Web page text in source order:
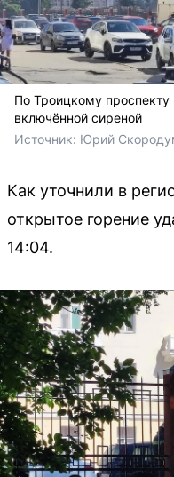
По Троицкому
включённой сиреной
Источник: Юрий
Как уточнили в
открытое горение
14:04.